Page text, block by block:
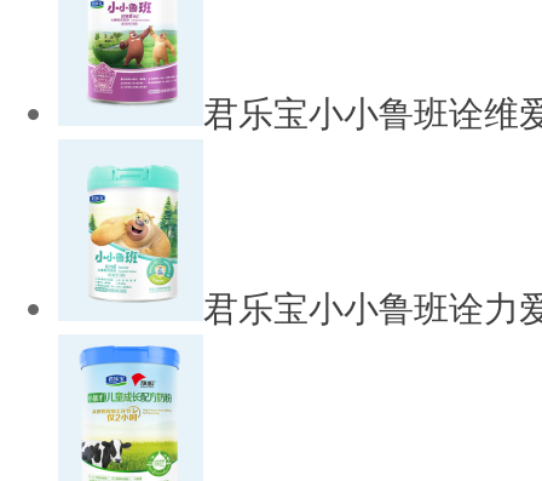
君乐宝小小鲁班诠维
君乐宝小小鲁班诠力